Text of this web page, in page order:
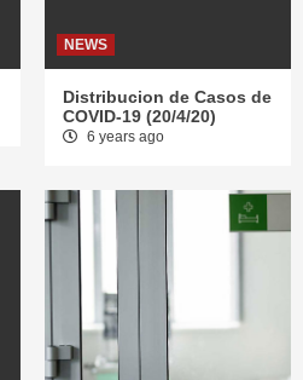
NEWS
Distribucion de Casos de
COVID-19 (20/4/20)
6 years ago